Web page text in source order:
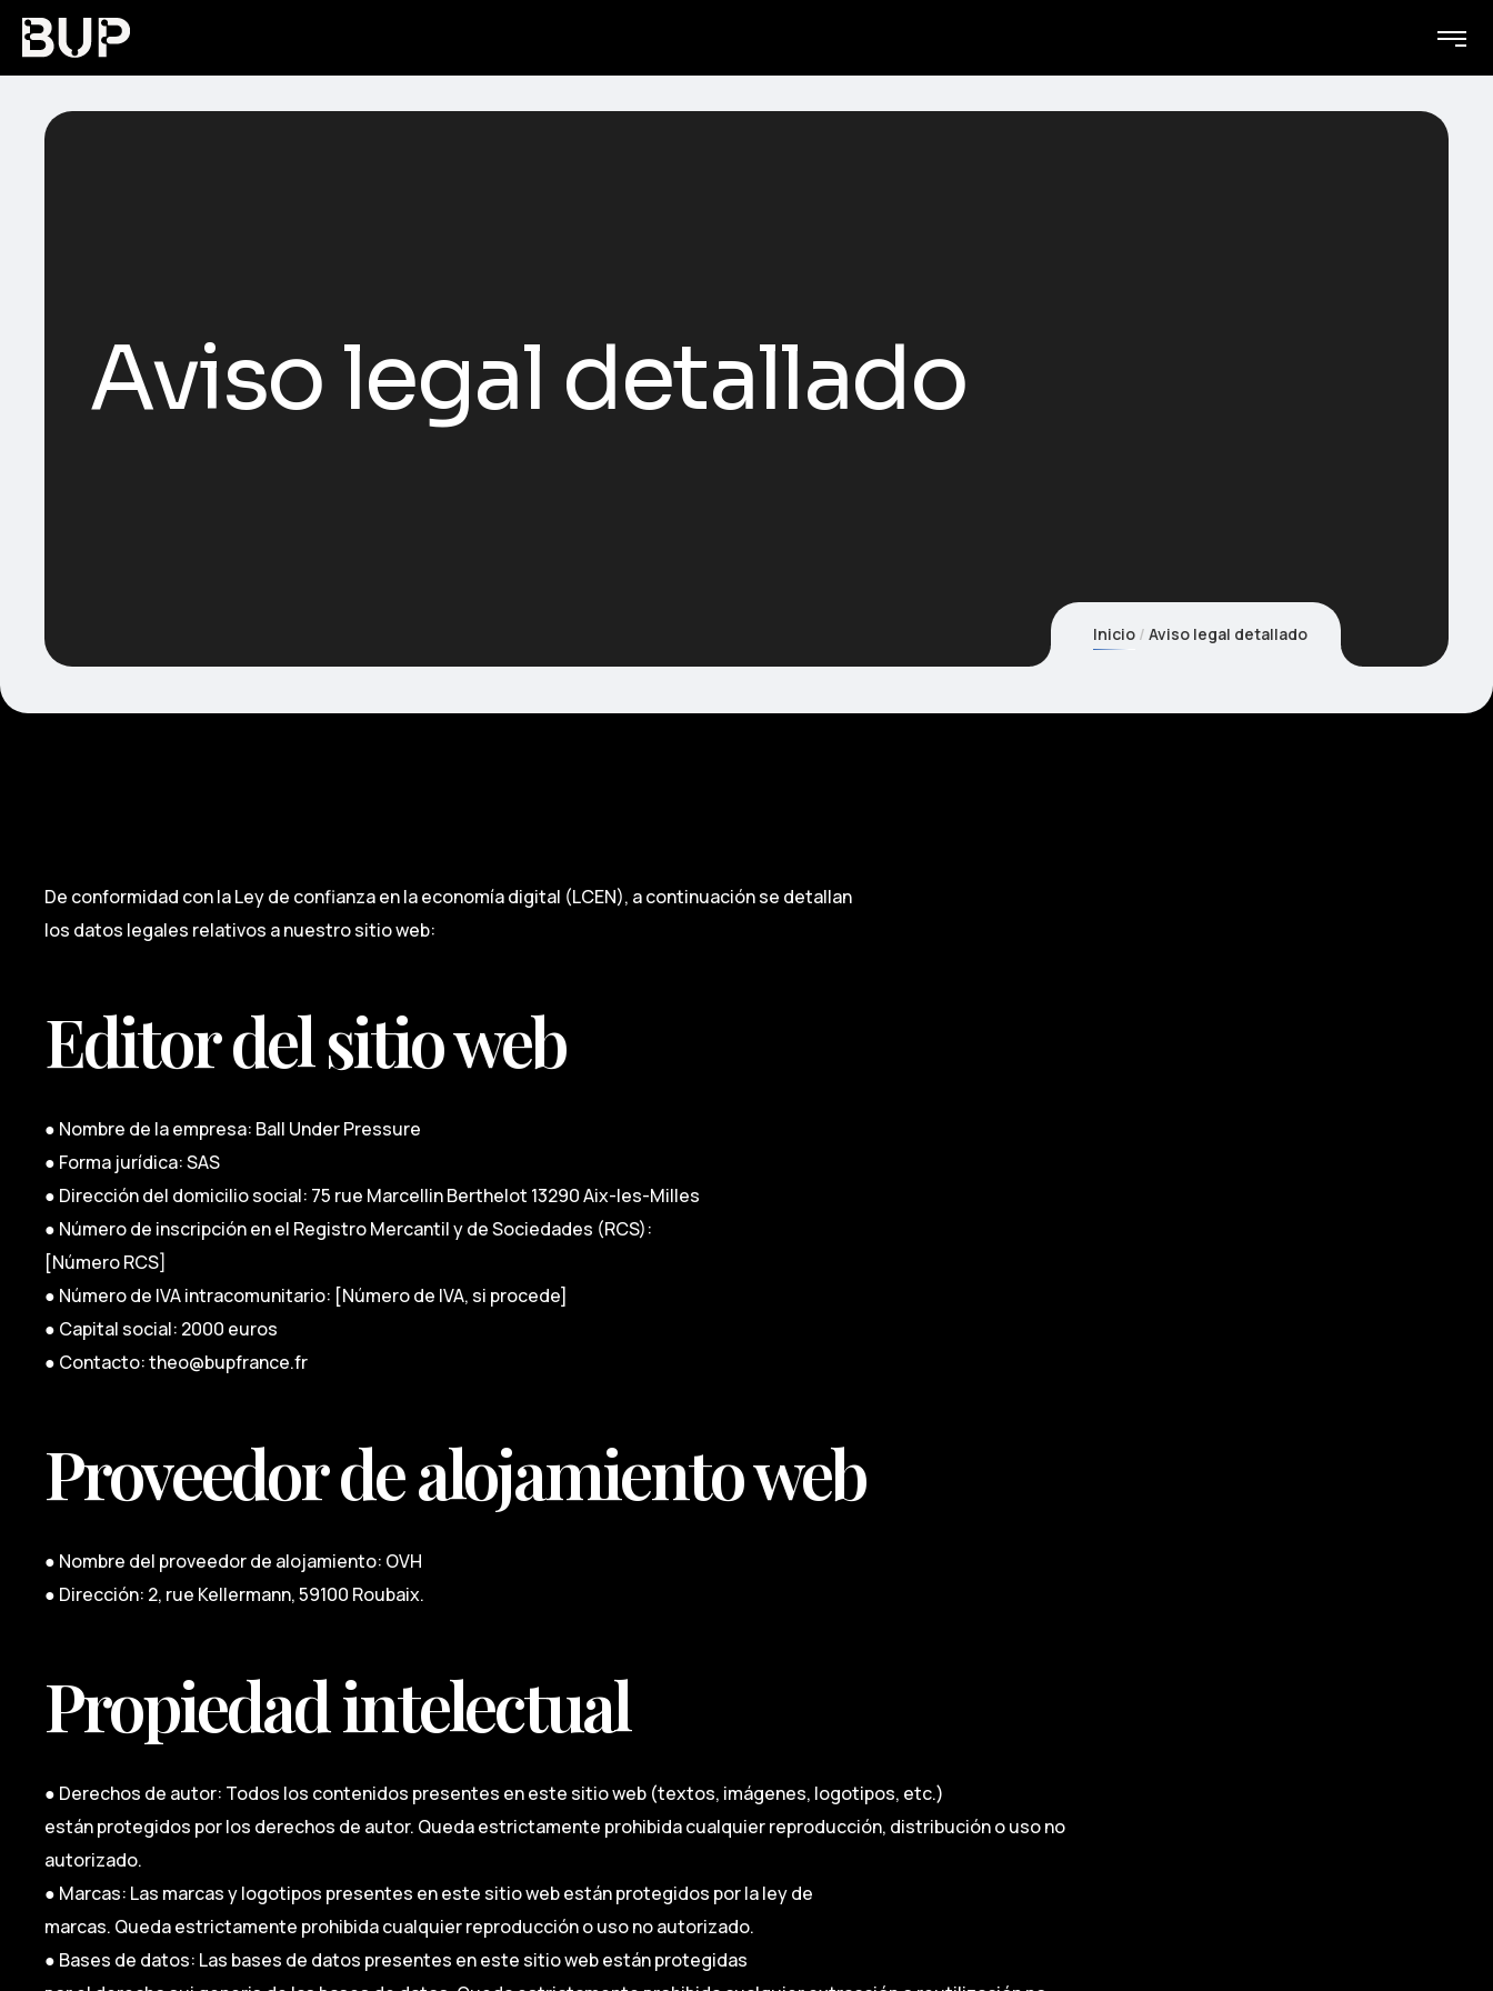
Aviso legal detallado
Inicio Aviso legal detallado
De conformidad con la Ley de confianza en la economía digital (LCEN), a continuación se detallan
los datos legales relativos a nuestro sitio web:
Editor del sitio web
● Nombre de la empresa: Ball Under Pressure
● Forma jurídica: SAS
● Dirección del domicilio social: 75 rue Marcellin Berthelot 13290 Aix-les-Milles
● Número de inscripción en el Registro Mercantil y de Sociedades (RCS):
[Número RCS]
● Número de IVA intracomunitario: [Número de IVA, si procede]
● Capital social: 2000 euros
● Contacto: theo@bupfrance.fr
Proveedor de alojamiento web
● Nombre del proveedor de alojamiento: OVH
● Dirección: 2, rue Kellermann, 59100 Roubaix.
Propiedad intelectual
● Derechos de autor: Todos los contenidos presentes en este sitio web (textos, imágenes, logotipos, etc.)
están protegidos por los derechos de autor. Queda estrictamente prohibida cualquier reproducción, distribución o uso no
autorizado.
● Marcas: Las marcas y logotipos presentes en este sitio web están protegidos por la ley de
marcas. Queda estrictamente prohibida cualquier reproducción o uso no autorizado.
● Bases de datos: Las bases de datos presentes en este sitio web están protegidas